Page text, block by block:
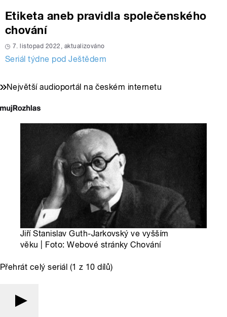
Etiketa aneb pravidla společenského
chování
7. listopad 2022, aktualizováno
Seriál týdne pod Ještědem
Největší audioportál na českém internetu
Jiří Stanislav Guth-Jarkovský ve vyšším
věku | Foto: Webové stránky Chování
Přehrát celý seriál (1 z 10 dílů)